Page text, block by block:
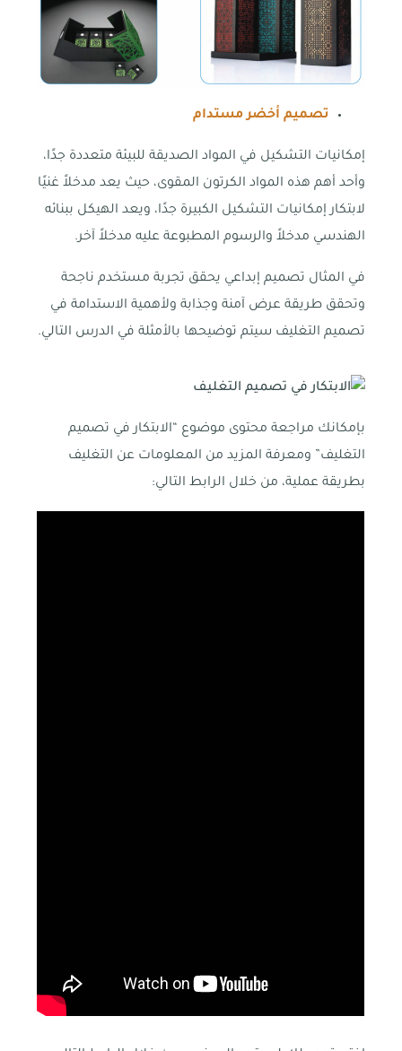
تصميم أخضر مستدام
إمكانيات التشكيل في المواد الصديقة للبيئة متعددة جدًا،
وأحد أهم هذه المواد الكرتون المقوى، حيث يعد مدخلاً غنيًا
لابتكار إمكانيات التشكيل الكبيرة جدًا، ويعد الهيكل ببنائه
الهندسي مدخلاً والرسوم المطبوعة عليه مدخلاً آخر.
في المثال تصميم إبداعي يحقق تجربة مستخدم ناجحة
وتحقق طريقة عرض آمنة وجذابة ولأهمية الاستدامة في
تصميم التغليف سيتم توضيحها بالأمثلة في الدرس التالي.
بإمكانك مراجعة محتوى موضوع “الابتكار في تصميم
التغليف” ومعرفة المزيد من المعلومات عن التغليف
بطريقة عملية، من خلال الرابط التالي: